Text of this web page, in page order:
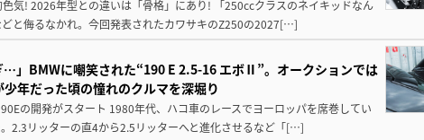
気! 2026年型との違いは「骨格」にあり! 「250ccクラスのネイキッドなん
と侮るなかれ。今回発表されたカワサキのZ250の2027[…]
…」BMWに嘲笑された“190 E 2.5-16 エボⅡ”。オークションでは
年だった頃の憧れのクルマを深堀り
の開発がスタート 1980年代、ハコ車のレースでヨーロッパを席巻してい
2.3リッターの直4から2.5リッターへと進化させるなど「[…]